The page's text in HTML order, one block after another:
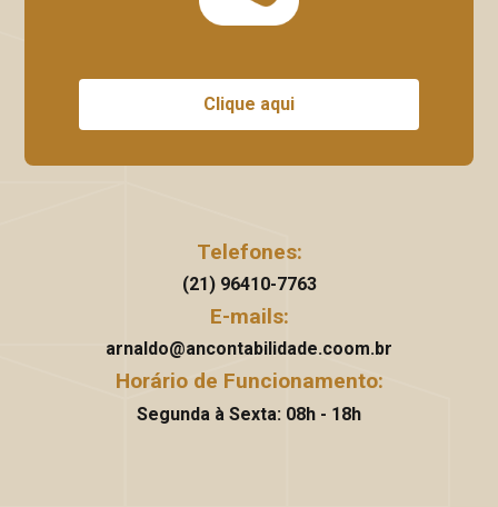
Clique aqui
Telefones:
(21) 96410-7763
E-mails:
arnaldo@ancontabilidade.coom.br
Horário de Funcionamento:
Segunda à Sexta: 08h - 18h